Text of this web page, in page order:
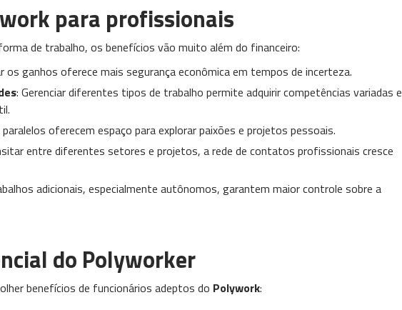
para profissionais
de trabalho, os benefícios vão muito além do financeiro:
os ganhos oferece mais segurança econômica em tempos de incerteza.
: Gerenciar diferentes tipos de trabalho permite adquirir competências variadas e
oferecem espaço para explorar paixões e projetos pessoais.
entre diferentes setores e projetos, a rede de contatos profissionais cresce
adicionais, especialmente autônomos, garantem maior controle sobre a
do Polyworker
benefícios de funcionários adeptos do Polywork: